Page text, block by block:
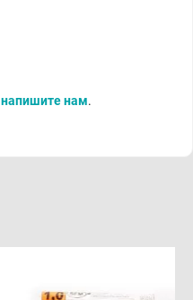
напишите нам.